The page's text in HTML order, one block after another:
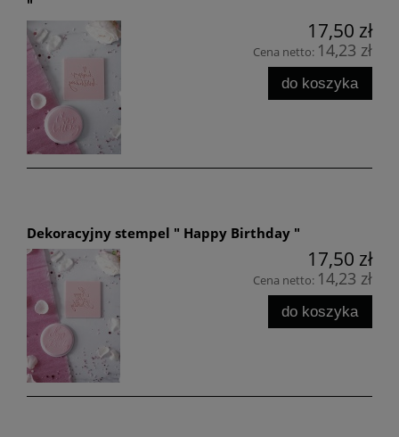
"
17,50 zł
Cena netto: 14,23 zł
do koszyka
Dekoracyjny stempel " Happy Birthday "
17,50 zł
Cena netto: 14,23 zł
do koszyka